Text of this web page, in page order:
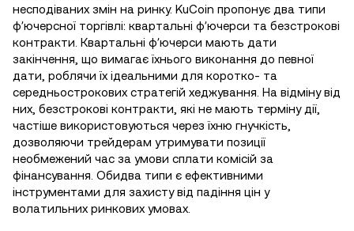
несподіваних змін на ринку. KuCoin пропонує два типи
фʼючерсної торгівлі: квартальні фʼючерси та безстрокові
контракти. Квартальні фʼючерси мають дати
закінчення, що вимагає їхнього виконання до певної
дати, роблячи їх ідеальними для коротко- та
середньострокових стратегій хеджування. На відміну від
них, безстрокові контракти, які не мають терміну дії,
частіше використовуються через їхню гнучкість,
дозволяючи трейдерам утримувати позиції
необмежений час за умови сплати комісій за
фінансування. Обидва типи є ефективними
інструментами для захисту від падіння цін у
волатильних ринкових умовах.